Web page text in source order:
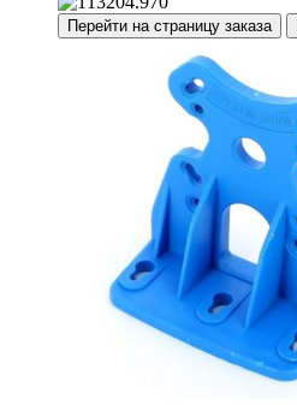
Перейти на страницу заказа